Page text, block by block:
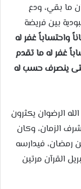
ما بقي، ودع
بين فريضة
واحتساباً غفر له
غفر له ما تقدم
ينصرف حسب له
الرضوان يكثرون
الزمان، وكان
رمضان، فيدارسه
القرآن مرتين